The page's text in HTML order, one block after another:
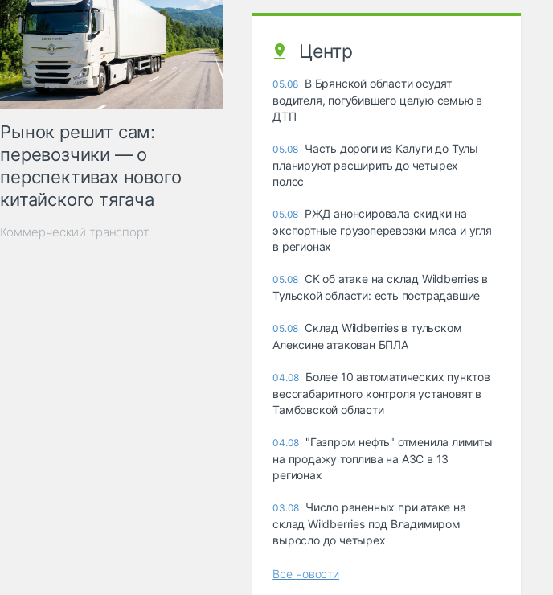
Рынок решит сам:
перевозчики — о
перспективах нового
китайского тягача
Коммерческий транспорт
Центр
05.08 В Брянской области осудят
водителя, погубившего целую семью в
ДТП
05.08 Часть дороги из Калуги до Тулы
планируют расширить до четырех
полос
05.08 РЖД анонсировала скидки на
экспортные грузоперевозки мяса и угля
в регионах
05.08 СК об атаке на склад Wildberries в
Тульской области: есть пострадавшие
05.08 Склад Wildberries в тульском
Алексине атакован БПЛА
04.08 Более 10 автоматических пунктов
весогабаритного контроля установят в
Тамбовской области
04.08 "Газпром нефть" отменила лимиты
на продажу топлива на АЗС в 13
регионах
03.08 Число раненных при атаке на
склад Wildberries под Владимиром
выросло до четырех
Все новости